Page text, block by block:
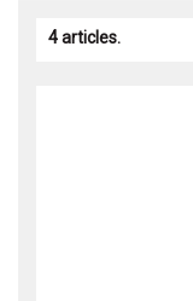
4 articles.